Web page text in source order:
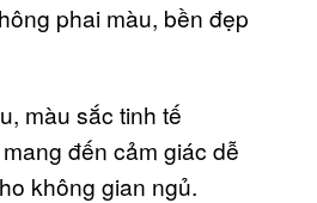
phai màu, bền đẹp
màu sắc tinh tế
đến cảm giác dễ
không gian ngủ.